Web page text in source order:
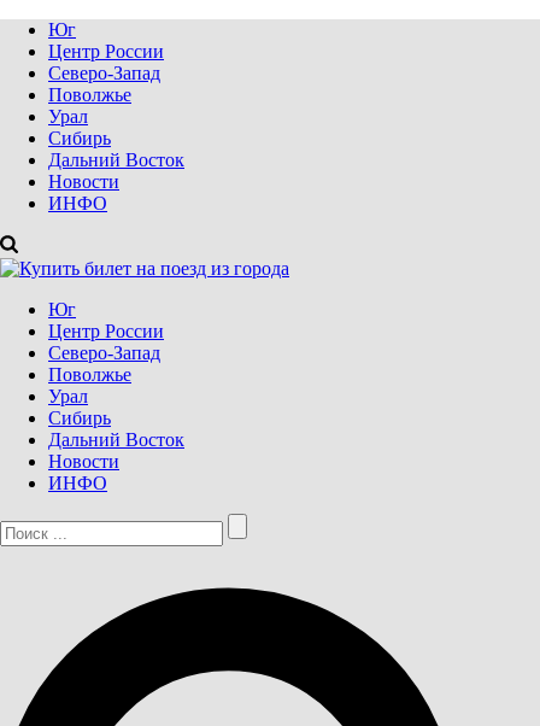
Юг
Центр России
Северо-Запад
Поволжье
Урал
Сибирь
Дальний Восток
Новости
ИНФО
Юг
Центр России
Северо-Запад
Поволжье
Урал
Сибирь
Дальний Восток
Новости
ИНФО